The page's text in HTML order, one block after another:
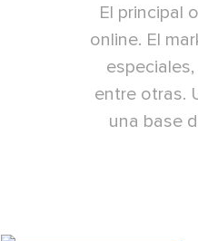
El principal
online. El
entre otras.
una base